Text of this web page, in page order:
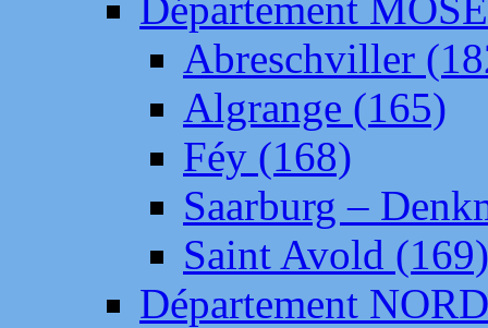
Abreschviller
Algrange (165)
Féy (168)
Saarburg –
Saint Avold (169)
Département NORD